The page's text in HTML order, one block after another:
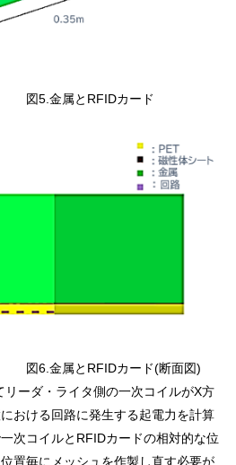
カード
カード(断面図)
リーダ・ライタ側の一次コイルがX方
おける回路に発生する起電力を計算
次コイルとRFIDカードの相対的な位
置毎にメッシュを作製し直す必要が